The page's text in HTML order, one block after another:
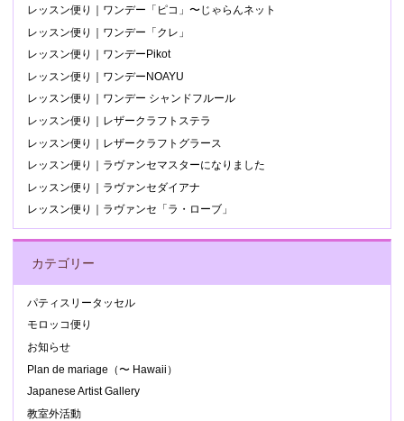
レッスン便り｜ワンデー「ピコ」〜じゃらんネット
レッスン便り｜ワンデー「クレ」
レッスン便り｜ワンデーPikot
レッスン便り｜ワンデーNOAYU
レッスン便り｜ワンデー シャンドフルール
レッスン便り｜レザークラフトステラ
レッスン便り｜レザークラフトグラース
レッスン便り｜ラヴァンセマスターになりました
レッスン便り｜ラヴァンセダイアナ
レッスン便り｜ラヴァンセ「ラ・ローブ」
カテゴリー
パティスリータッセル
モロッコ便り
お知らせ
Plan de mariage（〜 Hawaii）
Japanese Artist Gallery
教室外活動